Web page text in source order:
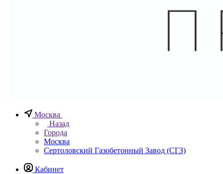
Москва
Назад
Города
Москва
Сертоловский Газобетонный Завод (СГЗ)
Кабинет